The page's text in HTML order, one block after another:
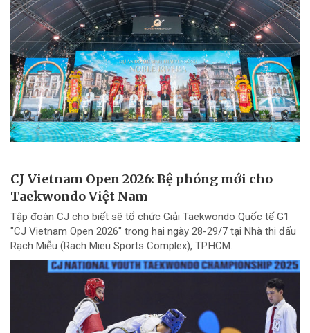
CJ Vietnam Open 2026: Bệ phóng mới cho
Taekwondo Việt Nam
Tập đoàn CJ cho biết sẽ tổ chức Giải Taekwondo Quốc tế G1
"CJ Vietnam Open 2026" trong hai ngày 28-29/7 tại Nhà thi đấu
Rạch Miễu (Rach Mieu Sports Complex), TP.HCM.